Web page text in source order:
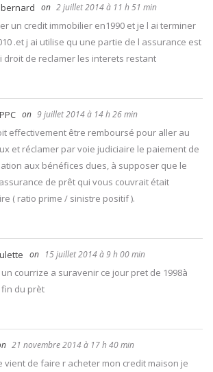
2 juillet 2014 à 11 h 51 min
un credit immobilier en1990 et je l ai terminer
.et j ai utilise qu une partie de l assurance est
droit de reclamer les interets restant
9 juillet 2014 à 14 h 26 min
effectivement être remboursé pour aller au
et réclamer par voie judiciaire le paiement de
aux bénéfices dues, à supposer que le
de prêt qui vous couvrait était
( ratio prime / sinistre positif ).
15 juillet 2014 à 9 h 00 min
courrize a suravenir ce jour pret de 1998à
fin du prèt
21 novembre 2014 à 17 h 40 min
vient de faire r acheter mon credit maison je